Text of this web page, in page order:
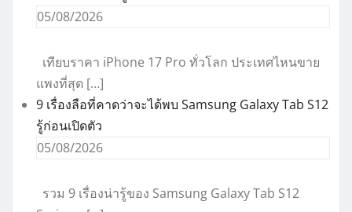
05/08/2026
เทียบราคา iPhone 17 Pro ทั่วโลก ประเทศไหนขาย
แพงที่สุด […]
9 เรื่องลือที่คาดว่าจะได้พบ Samsung Galaxy Tab S12
รู้ก่อนเปิดตัว
05/08/2026
รวม 9 เรื่องน่ารู้ของ Samsung Galaxy Tab S12